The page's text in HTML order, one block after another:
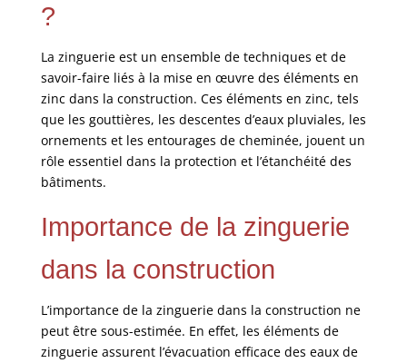
?
La zinguerie est un ensemble de techniques et de
savoir-faire liés à la mise en œuvre des éléments en
zinc dans la construction. Ces éléments en zinc, tels
que les gouttières, les descentes d’eaux pluviales, les
ornements et les entourages de cheminée, jouent un
rôle essentiel dans la protection et l’étanchéité des
bâtiments.
Importance de la zinguerie
dans la construction
L’importance de la zinguerie dans la construction ne
peut être sous-estimée. En effet, les éléments de
zinguerie assurent l’évacuation efficace des eaux de